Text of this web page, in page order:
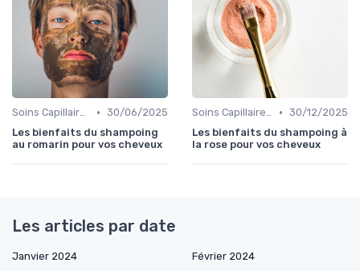
Soins Capillaires Bio • 30/06/2025
Les bienfaits du shampoing
au romarin pour vos cheveux
Soins Capillaires Bio • 30/12/2025
Les bienfaits du shampoing à
la rose pour vos cheveux
Les articles par date
Janvier 2024
Février 2024